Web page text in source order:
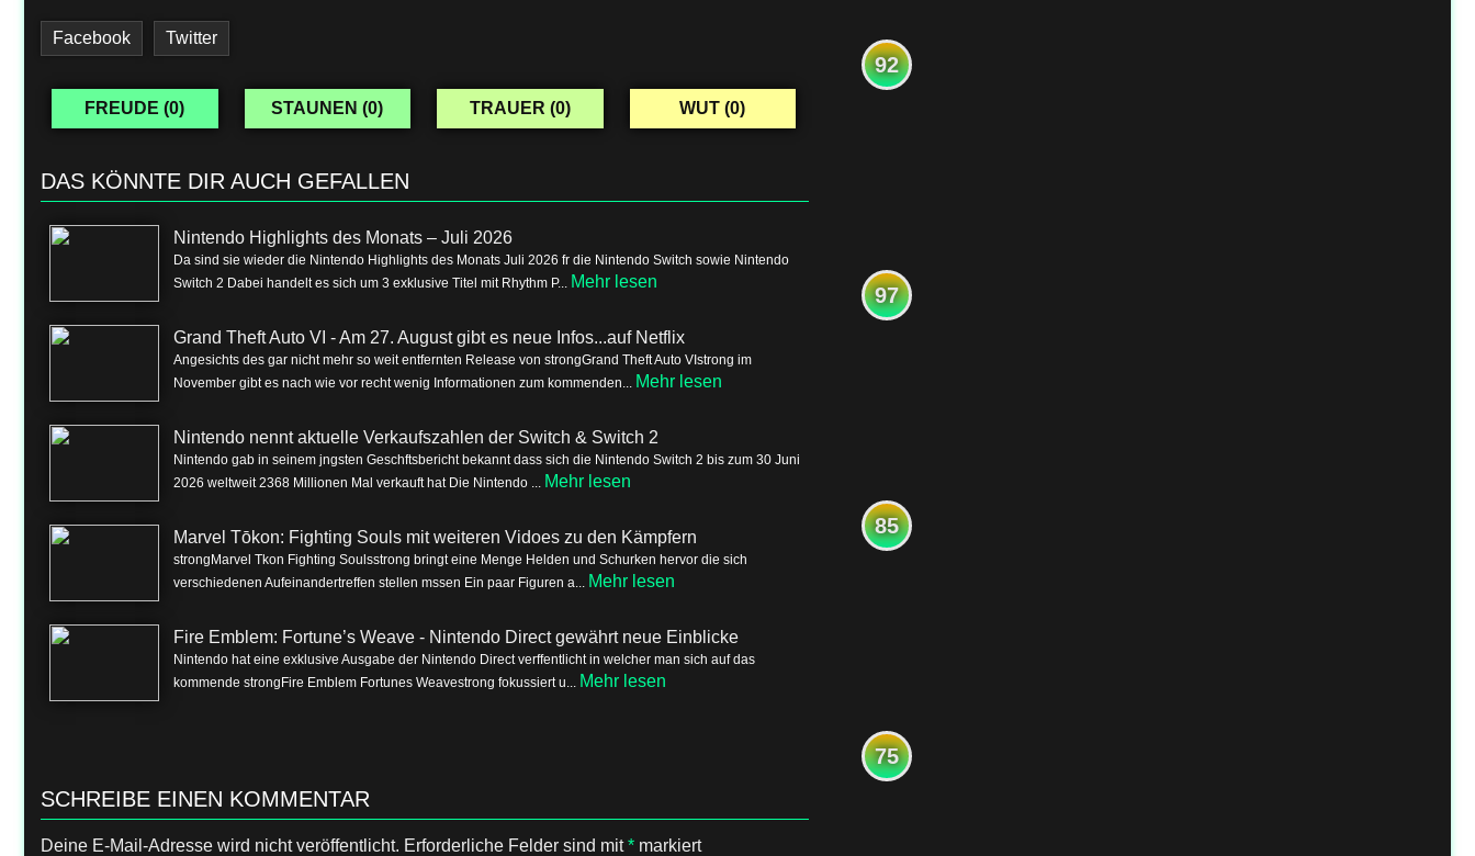
Facebook Twitter
FREUDE (0) STAUNEN (0) TRAUER (0) WUT (0)
DAS KÖNNTE DIR AUCH GEFALLEN
Nintendo Highlights des Monats – Juli 2026
Da sind sie wieder die Nintendo Highlights des Monats Juli 2026 fr die Nintendo Switch sowie Nintendo
Switch 2 Dabei handelt es sich um 3 exklusive Titel mit Rhythm P... Mehr lesen
Grand Theft Auto VI - Am 27. August gibt es neue Infos...auf Netflix
Angesichts des gar nicht mehr so weit entfernten Release von strongGrand Theft Auto VIstrong im
November gibt es nach wie vor recht wenig Informationen zum kommenden... Mehr lesen
Nintendo nennt aktuelle Verkaufszahlen der Switch & Switch 2
Nintendo gab in seinem jngsten Geschftsbericht bekannt dass sich die Nintendo Switch 2 bis zum 30 Juni
2026 weltweit 2368 Millionen Mal verkauft hat Die Nintendo ... Mehr lesen
Marvel Tōkon: Fighting Souls mit weiteren Vidoes zu den Kämpfern
strongMarvel Tkon Fighting Soulsstrong bringt eine Menge Helden und Schurken hervor die sich
verschiedenen Aufeinandertreffen stellen mssen Ein paar Figuren a... Mehr lesen
Fire Emblem: Fortune’s Weave - Nintendo Direct gewährt neue Einblicke
Nintendo hat eine exklusive Ausgabe der Nintendo Direct verffentlicht in welcher man sich auf das
kommende strongFire Emblem Fortunes Weavestrong fokussiert u... Mehr lesen
SCHREIBE EINEN KOMMENTAR
Deine E-Mail-Adresse wird nicht veröffentlicht. Erforderliche Felder sind mit* markiert
92
97
85
75